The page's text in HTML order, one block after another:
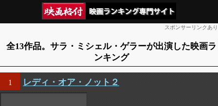
スポンサーリンクあり
全13作品。サラ・ミシェル・ゲラーが出演した映画ラ
ンキング
1 レディ・オア・ノット２